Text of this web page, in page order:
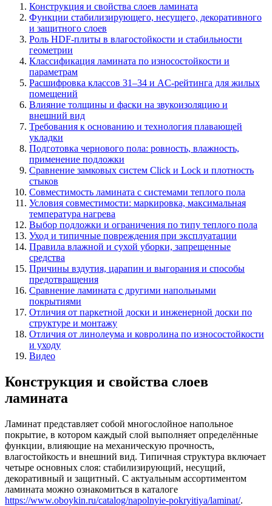
Конструкция и свойства слоев ламината
Функции стабилизирующего, несущего, декоративного
и защитного слоев
Роль HDF-плиты в влагостойкости и стабильности
геометрии
Классификация ламината по износостойкости и
параметрам
Расшифровка классов 31–34 и AC-рейтинга для жилых
помещений
Влияние толщины и фаски на звукоизоляцию и
внешний вид
Требования к основанию и технология плавающей
укладки
Подготовка чернового пола: ровность, влажность,
применение подложки
Сравнение замковых систем Click и Lock и плотность
стыков
Совместимость ламината с системами теплого пола
Условия совместимости: маркировка, максимальная
температура нагрева
Выбор подложки и ограничения по типу теплого пола
Уход и типичные повреждения при эксплуатации
Правила влажной и сухой уборки, запрещенные
средства
Причины вздутия, царапин и выгорания и способы
предотвращения
Сравнение ламината с другими напольными
покрытиями
Отличия от паркетной доски и инженерной доски по
структуре и монтажу
Отличия от линолеума и ковролина по износостойкости
и уходу
Видео
Конструкция и свойства слоев
ламината
Ламинат представляет собой многослойное напольное
покрытие, в котором каждый слой выполняет определённые
функции, влияющие на механическую прочность,
влагостойкость и внешний вид. Типичная структура включает
четыре основных слоя: стабилизирующий, несущий,
декоративный и защитный. С актуальным ассортиментом
ламината можно ознакомиться в каталоге
https://www.oboykin.ru/catalog/napolnyie-pokryitiya/laminat/.